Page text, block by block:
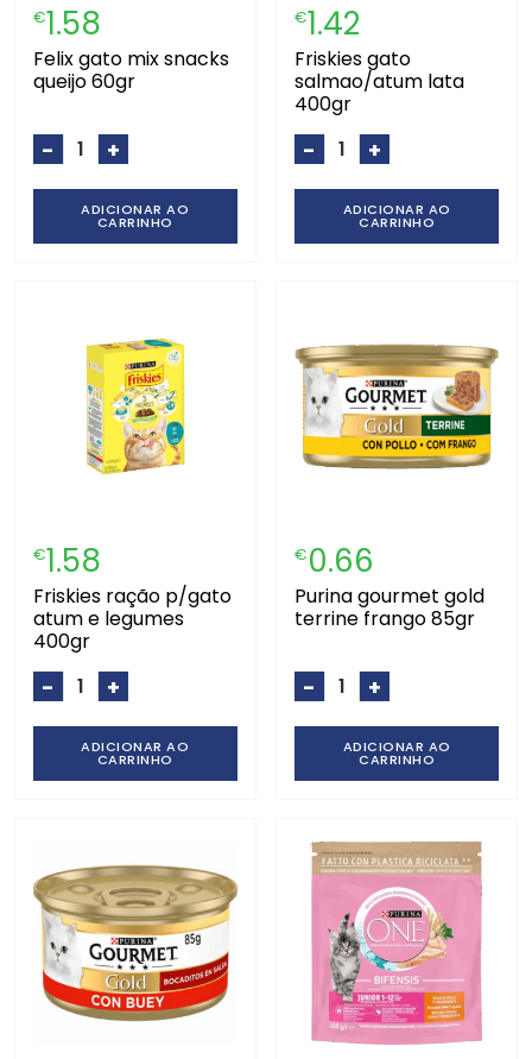
€1.58
felix gato mix snacks
queijo 60gr
- +
ADICIONAR AO
CARRINHO
€1.42
friskies gato
salmao/atum lata
400gr
- +
ADICIONAR AO
CARRINHO
€1.58
friskies ração p/gato
atum e legumes
400gr
- +
ADICIONAR AO
CARRINHO
€0.66
purina gourmet gold
terrine frango 85gr
- +
ADICIONAR AO
CARRINHO